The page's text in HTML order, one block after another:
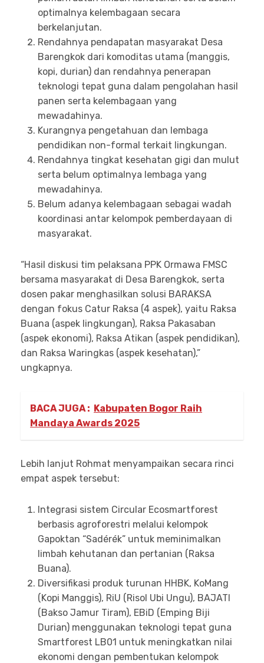
optimalnya kelembagaan secara
berkelanjutan.
Rendahnya pendapatan masyarakat Desa
Barengkok dari komoditas utama (manggis,
kopi, durian) dan rendahnya penerapan
teknologi tepat guna dalam pengolahan hasil
panen serta kelembagaan yang
mewadahinya.
Kurangnya pengetahuan dan lembaga
pendidikan non-formal terkait lingkungan.
Rendahnya tingkat kesehatan gigi dan mulut
serta belum optimalnya lembaga yang
mewadahinya.
Belum adanya kelembagaan sebagai wadah
koordinasi antar kelompok pemberdayaan di
masyarakat.
“Hasil diskusi tim pelaksana PPK Ormawa FMSC
bersama masyarakat di Desa Barengkok, serta
dosen pakar menghasilkan solusi BARAKSA
dengan fokus Catur Raksa (4 aspek), yaitu Raksa
Buana (aspek lingkungan), Raksa Pakasaban
(aspek ekonomi), Raksa Atikan (aspek pendidikan),
dan Raksa Waringkas (aspek kesehatan),”
ungkapnya.
BACA JUGA : Kabupaten Bogor Raih
Mandaya Awards 2025
Lebih lanjut Rohmat menyampaikan secara rinci
empat aspek tersebut:
Integrasi sistem Circular Ecosmartforest
berbasis agroforestri melalui kelompok
Gapoktan “Sadérék” untuk meminimalkan
limbah kehutanan dan pertanian (Raksa
Buana).
Diversifikasi produk turunan HHBK, KoMang
(Kopi Manggis), RiU (Risol Ubi Ungu), BAJATI
(Bakso Jamur Tiram), EBiD (Emping Biji
Durian) menggunakan teknologi tepat guna
Smartforest LB01 untuk meningkatkan nilai
ekonomi dengan pembentukan kelompok